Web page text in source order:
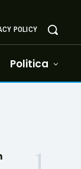
POLICY
Politica